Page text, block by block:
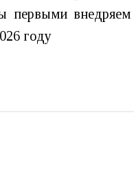
первыми внедряем
году